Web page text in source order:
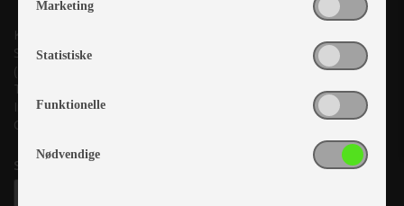
Kronjyllands Camping Center A/S
Suderholmen 10, 8960 Randers SØ
(Lige ud til Grenåvej)
Tlf. +45 87 10 98 70
Info@as-kcc.dk
CVR: 33 38 77 33
Samtykke til nyhedsbrev
Marketing
Statistiske
Funktionelle
Nødvendige